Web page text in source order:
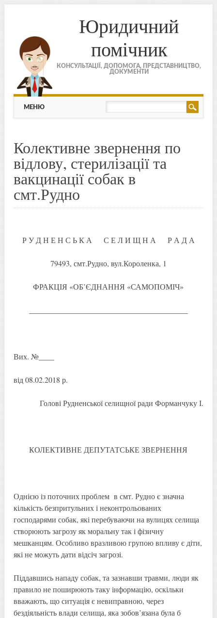
Юридичний
помічник
КОНСУЛЬТАЦІЇ, ДОПОМОГА, ПРЕДСТАВНИЦТВО,
ДОКУМЕНТИ
МЕНЮ
Skip to content
МЕНЮ
Колективне звернення по
відлову, стерилізації та
вакцинації собак в
смт.Рудно
Р У Д Н Е Н С Ь К А С Е Л И Щ Н А Р А Д А
79493, смт.Рудно, вул.Короленка, 1
ФРАКЦІЯ «ОБ’ЄДНАННЯ «САМОПОМІЧ»
Вих. №____
від 08.02.2018 р.
Голові Рудненської селищної ради Форманчуку І.
КОЛЕКТИВНЕ ДЕПУТАТСЬКЕ ЗВЕРНЕННЯ
Однією із поточних проблем в смт. Рудно є значна
кількість безпритульних і неконтрольованих
господарями собак, які перебуваючи на вулицях селища
створюють загрозу як моральну так і фізичну
мешканцям. Особливо вразливою групою впливу є діти,
які не можуть дати відсіч загрозі.
Піддавшись нападу собак, та зазнавши травми, люди як
правило не поширюють таку інформацію, оскільки
вважають, що ситуація є невиправною, через
бездіяльність влади селища, яка зобов’язана була б